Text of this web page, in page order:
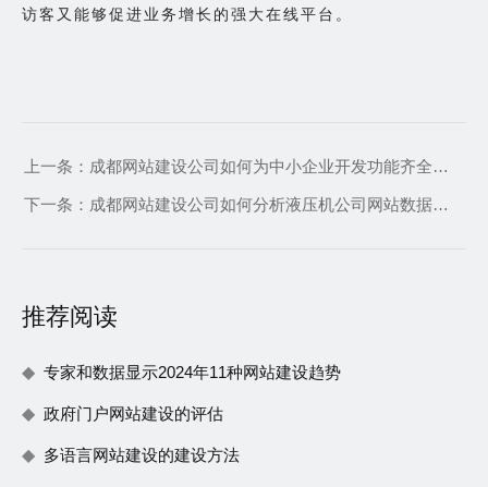
访客又能够促进业务增长的强大在线平台。
上一条： 成都网站建设公司如何为中小企业开发功能齐全的官网
下一条： 成都网站建设公司如何分析液压机公司网站数据并进行改进提升形象和用户体验
推荐阅读
专家和数据显示2024年11种网站建设趋势
政府门户网站建设的评估
多语言网站建设的建设方法